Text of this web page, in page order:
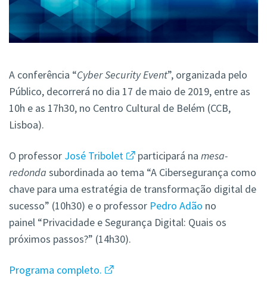
A conferência “Cyber Security Event”, organizada pelo
Público, decorrerá no dia 17 de maio de 2019, entre as
10h e as 17h30, no Centro Cultural de Belém (CCB,
Lisboa).
O professor José Tribolet participará na mesa-
redonda subordinada ao tema “A Cibersegurança como
chave para uma estratégia de transformação digital de
sucesso” (10h30) e o professor Pedro Adão no
painel “Privacidade e Segurança Digital: Quais os
próximos passos?” (14h30).
Programa completo.